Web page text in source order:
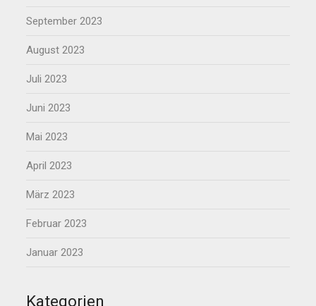
September 2023
August 2023
Juli 2023
Juni 2023
Mai 2023
April 2023
März 2023
Februar 2023
Januar 2023
Kategorien